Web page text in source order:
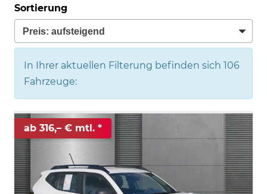
Sortierung
In Ihrer aktuellen Filterung befinden sich 106
Fahrzeuge:
ab 316,– € mtl.